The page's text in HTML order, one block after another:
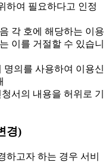
하여 필요하다고 인정
각 호에 해당하는 이용
이를 거절할 수 있습니
명의를 사용하여 이용신
서의 내용을 허위로 기
경)
하고자 하는 경우 서비